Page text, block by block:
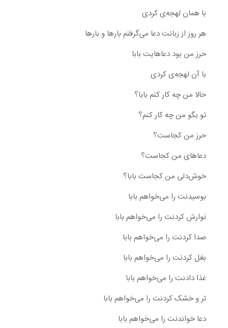
با همان لهجه‌ی کردی
هر روز از زبانت دعا می‌گرفتم بارها و بارها
حرز من بود دعاهایت بابا
با آن لهجه‌ی کردی
حالا من چه کار کنم بابا؟
تو بگو من چه کار کنم؟
حرز من کجاست؟
دعاهای من کجاست؟
خوش‌دلی من کجاست بابا؟
بوسیدنت را می‌خواهم بابا
نوارش کردنت را می‌خواهم بابا
صدا کردنت را می‌خواهم بابا
بغل کردنت را می‌خواهم بابا
غذا دادنت را می‌خواهم بابا
تر و خشک کردنت را می‌خواهم بابا
دعا خواندنت را می‌خواهم بابا